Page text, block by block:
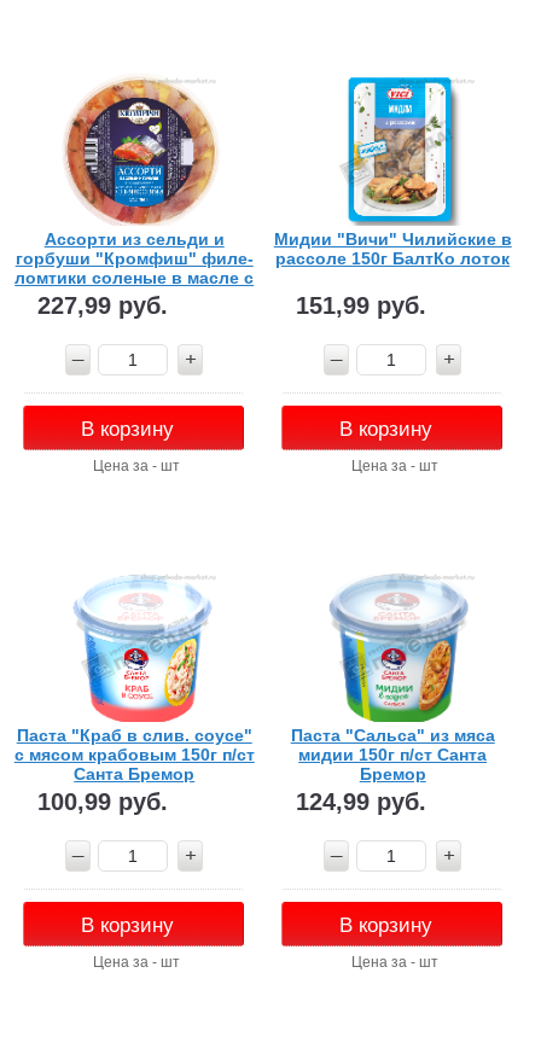
Ассорти из сельди и
горбуши "Кромфиш" филе-
ломтики соленые в масле с
пряностями 160г пл/б
227,99 руб.
В корзину
Цена за - шт
Мидии "Вичи" Чилийские в
рассоле 150г БалтКо лоток
151,99 руб.
В корзину
Цена за - шт
Паста "Краб в слив. соусе"
с мясом крабовым 150г п/ст
Санта Бремор
100,99 руб.
В корзину
Цена за - шт
Паста "Сальса" из мяса
мидии 150г п/ст Санта
Бремор
124,99 руб.
В корзину
Цена за - шт